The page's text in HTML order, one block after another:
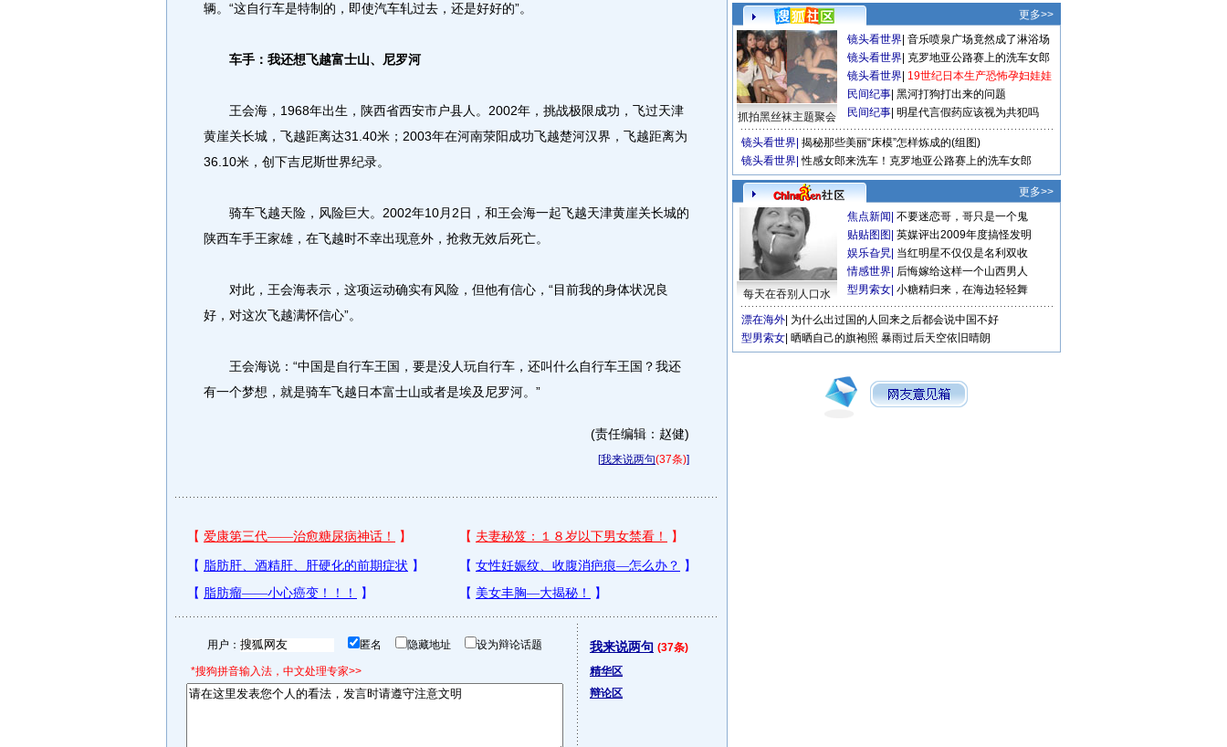
辆。“这自行车是特制的，即使汽车轧过去，还是好好的”。
车手：我还想飞越富士山、尼罗河
王会海，1968年出生，陕西省西安市户县人。2002年，挑战极限成功，飞过天津
黄崖关长城，飞越距离达31.40米；2003年在河南荥阳成功飞越楚河汉界，飞越距离为
36.10米，创下吉尼斯世界纪录。
骑车飞越天险，风险巨大。2002年10月2日，和王会海一起飞越天津黄崖关长城的
陕西车手王家雄，在飞越时不幸出现意外，抢救无效后死亡。
对此，王会海表示，这项运动确实有风险，但他有信心，“目前我的身体状况良
好，对这次飞越满怀信心”。
王会海说：“中国是自行车王国，要是没人玩自行车，还叫什么自行车王国？我还
有一个梦想，就是骑车飞越日本富士山或者是埃及尼罗河。”
(责任编辑：赵健)
[我来说两句(37条)]
用户： 匿名 隐藏地址 设为辩论话题
*搜狗拼音输入法，中文处理专家>>
我来说两句 (37条)
精华区
辩论区
更多>>
抓拍黑丝袜主题聚会
镜头看世界 音乐喷泉广场竟然成了淋浴场
镜头看世界 克罗地亚公路赛上的洗车女郎
镜头看世界 19世纪日本生产恐怖孕妇娃娃
民间纪事 黑河打狗打出来的问题
民间纪事 明星代言假药应该视为共犯吗
镜头看世界 揭秘那些美丽“床模”怎样炼成的(组图)
镜头看世界 性感女郎来洗车！克罗地亚公路赛上的洗车女郎
更多>>
每天在吞别人口水
焦点新闻 不要迷恋哥，哥只是一个鬼
贴贴图图 英媒评出2009年度搞怪发明
娱乐旮旯 当红明星不仅仅是名利双收
情感世界 后悔嫁给这样一个山西男人
型男索女 小糖精归来，在海边轻轻舞
漂在海外 为什么出过国的人回来之后都会说中国不好
型男索女 晒晒自己的旗袍照 暴雨过后天空依旧晴朗